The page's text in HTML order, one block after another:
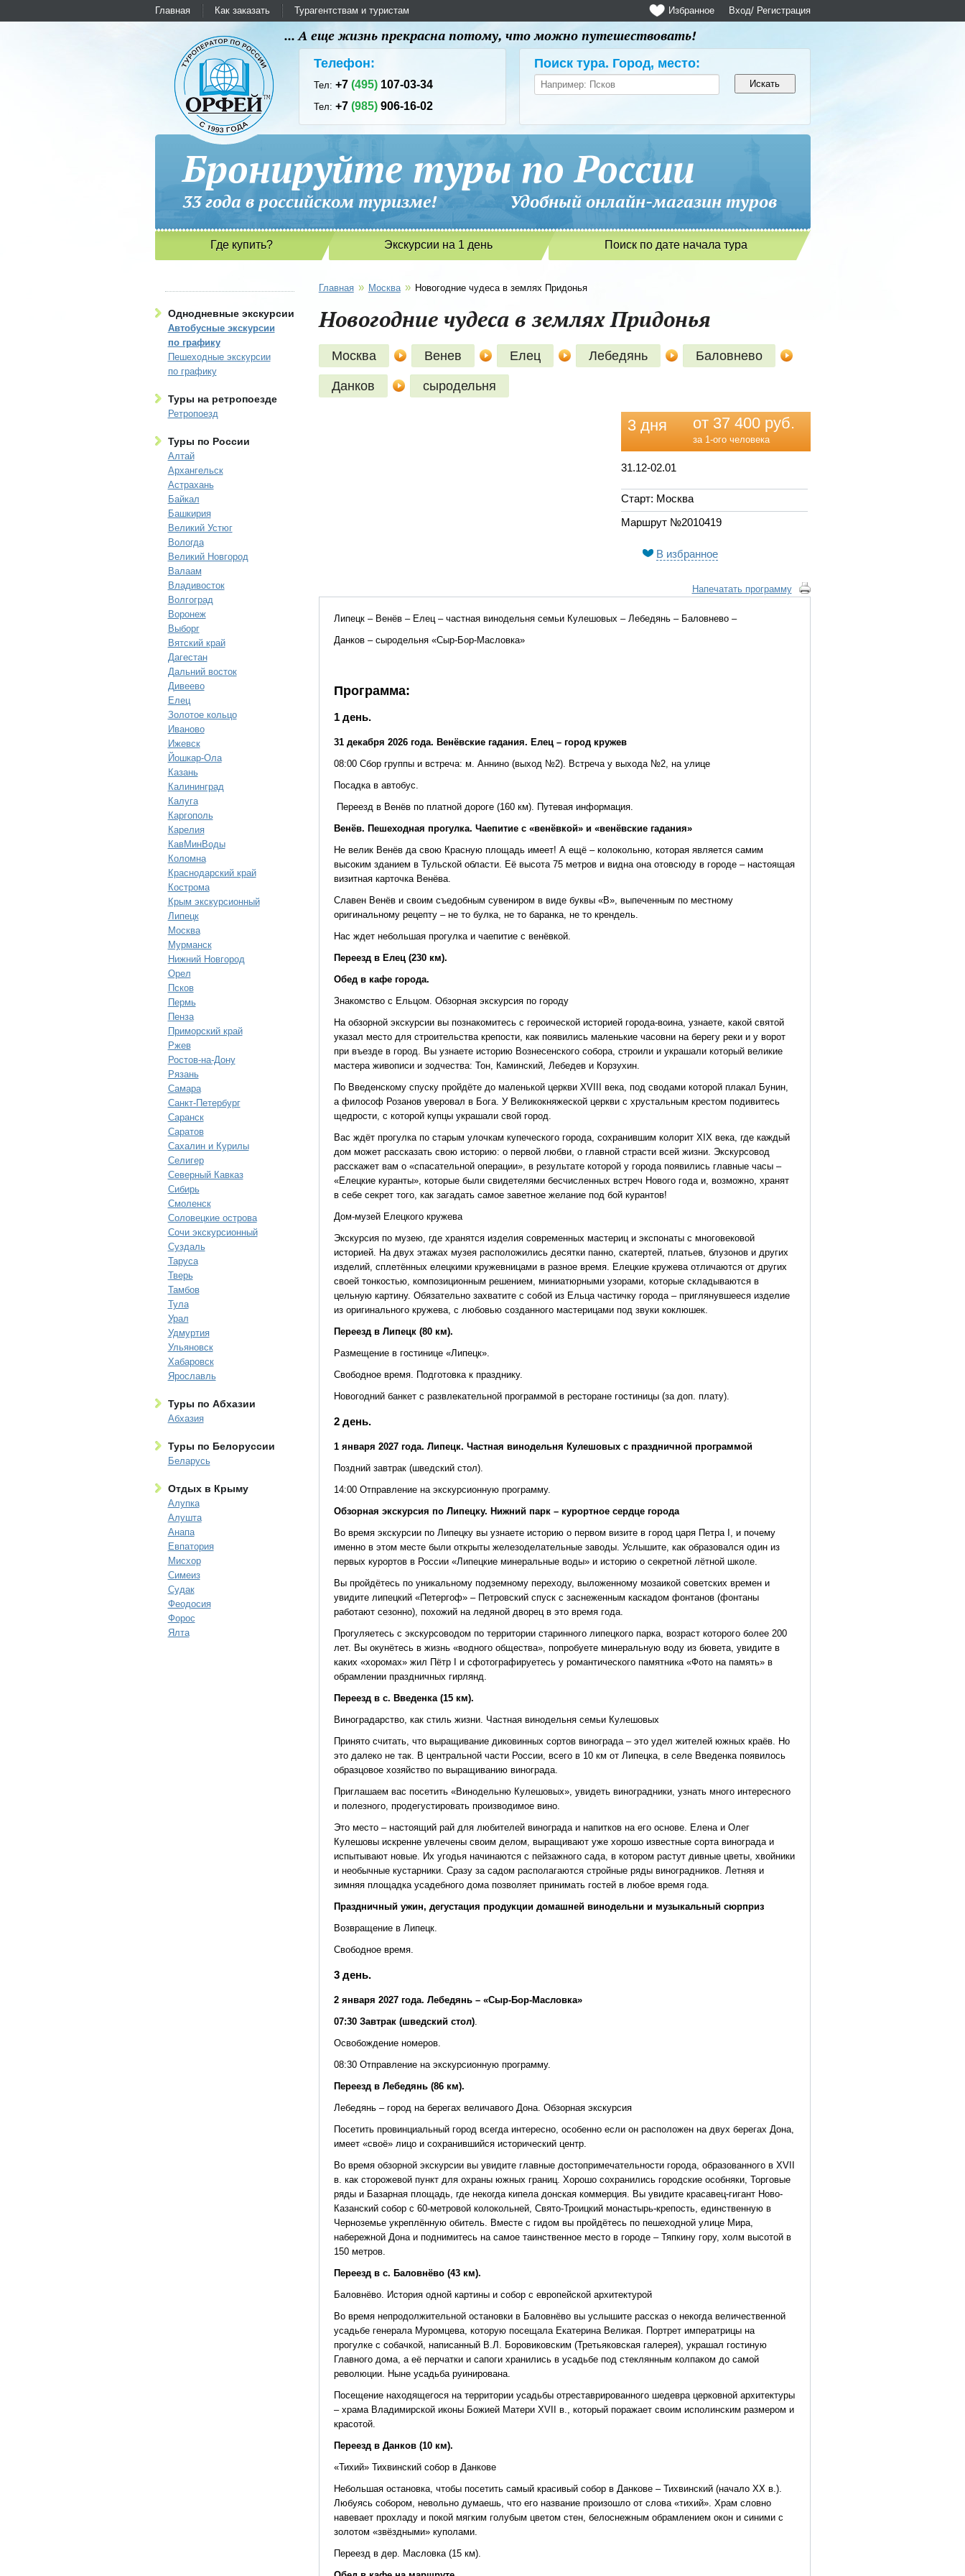
Главная Как заказать Турагентствам и туристам Вход/ Регистрация
Избранное
... А еще жизнь прекрасна потому, что можно путешествовать!
Телефон:
Тел:+7(495) 107-03-34
Тел:+7(985) 906-16-02
Поиск тура. Город, место:
Бронируйте туры по России
33 года в российском туризме! Удобный онлайн-магазин туров
Где купить? Экскурсии на 1 день Поиск по дате начала тура
Однодневные экскурсии
Автобусные экскурсии
по графику
Пешеходные экскурсии
по графику
Туры на ретропоезде
Ретропоезд
Туры по России
Алтай
Архангельск
Астрахань
Байкал
Башкирия
Великий Устюг
Вологда
Великий Новгород
Валаам
Владивосток
Волгоград
Воронеж
Выборг
Вятский край
Дагестан
Дальний восток
Дивеево
Елец
Золотое кольцо
Иваново
Ижевск
Йошкар-Ола
Казань
Калининград
Калуга
Каргополь
Карелия
КавМинВоды
Коломна
Краснодарский край
Кострома
Крым экскурсионный
Липецк
Москва
Мурманск
Нижний Новгород
Орел
Псков
Пермь
Пенза
Приморский край
Ржев
Ростов-на-Дону
Рязань
Самара
Санкт-Петербург
Саранск
Саратов
Сахалин и Курилы
Селигер
Северный Кавказ
Сибирь
Смоленск
Соловецкие острова
Сочи экскурсионный
Суздаль
Таруса
Тверь
Тамбов
Тула
Урал
Удмуртия
Ульяновск
Хабаровск
Ярославль
Туры по Абхазии
Абхазия
Туры по Белоруссии
Беларусь
Отдых в Крыму
Алупка
Алушта
Анапа
Евпатория
Мисхор
Симеиз
Судак
Феодосия
Форос
Ялта
Главная » Москва » Новогодние чудеса в землях Придонья
Новогодние чудеса в землях Придонья
Москва Венев Елец Лебедянь Баловнево
Данков сыродельня
3 дня от 37 400 руб.
за 1-ого человека
31.12-02.01
Старт: Москва
Маршрут №2010419
В избранное
Напечатать программу
Липецк – Венёв – Елец – частная винодельня семьи Кулешовых – Лебедянь – Баловнево –
Данков – сыродельня «Сыр-Бор-Масловка»
Программа:
1 день.
31 декабря 2026 года. Венёвские гадания. Елец – город кружев
08:00 Сбор группы и встреча: м. Аннино (выход №2). Встреча у выхода №2, на улице
Посадка в автобус.
Переезд в Венёв по платной дороге (160 км). Путевая информация.
Венёв. Пешеходная прогулка. Чаепитие с «венёвкой» и «венёвские гадания»
Не велик Венёв да свою Красную площадь имеет! А ещё – колокольню, которая является самим
высоким зданием в Тульской области. Её высота 75 метров и видна она отовсюду в городе – настоящая
визитная карточка Венёва.
Славен Венёв и своим съедобным сувениром в виде буквы «В», выпеченным по местному
оригинальному рецепту – не то булка, не то баранка, не то крендель.
Нас ждет небольшая прогулка и чаепитие с венёвкой.
Переезд в Елец (230 км).
Обед в кафе города.
Знакомство с Ельцом. Обзорная экскурсия по городу
На обзорной экскурсии вы познакомитесь с героической историей города-воина, узнаете, какой святой
указал место для строительства крепости, как появились маленькие часовни на берегу реки и у ворот
при въезде в город. Вы узнаете историю Вознесенского собора, строили и украшали который великие
мастера живописи и зодчества: Тон, Каминский, Лебедев и Корзухин.
По Введенскому спуску пройдёте до маленькой церкви XVIII века, под сводами которой плакал Бунин,
а философ Розанов уверовал в Бога. У Великокняжеской церкви с хрустальным крестом подивитесь
щедрости, с которой купцы украшали свой город.
Вас ждёт прогулка по старым улочкам купеческого города, сохранившим колорит XIX века, где каждый
дом может рассказать свою историю: о первой любви, о главной страсти всей жизни. Экскурсовод
расскажет вам о «спасательной операции», в результате которой у города появились главные часы –
«Елецкие куранты», которые были свидетелями бесчисленных встреч Нового года и, возможно, хранят
в себе секрет того, как загадать самое заветное желание под бой курантов!
Дом-музей Елецкого кружева
Экскурсия по музею, где хранятся изделия современных мастериц и экспонаты с многовековой
историей. На двух этажах музея расположились десятки панно, скатертей, платьев, блузонов и других
изделий, сплетённых елецкими кружевницами в разное время. Елецкие кружева отличаются от других
своей тонкостью, композиционным решением, миниатюрными узорами, которые складываются в
цельную картину. Обязательно захватите с собой из Ельца частичку города – приглянувшееся изделие
из оригинального кружева, с любовью созданного мастерицами под звуки коклюшек.
Переезд в Липецк (80 км).
Размещение в гостинице «Липецк».
Свободное время. Подготовка к празднику.
Новогодний банкет с развлекательной программой в ресторане гостиницы (за доп. плату).
2 день.
1 января 2027 года. Липецк. Частная винодельня Кулешовых с праздничной программой
Поздний завтрак (шведский стол).
14:00 Отправление на экскурсионную программу.
Обзорная экскурсия по Липецку. Нижний парк – курортное сердце города
Во время экскурсии по Липецку вы узнаете историю о первом визите в город царя Петра I, и почему
именно в этом месте были открыты железоделательные заводы. Услышите, как образовался один из
первых курортов в России «Липецкие минеральные воды» и историю о секретной лётной школе.
Вы пройдётесь по уникальному подземному переходу, выложенному мозаикой советских времен и
увидите липецкий «Петергоф» – Петровский спуск с заснеженным каскадом фонтанов (фонтаны
работают сезонно), похожий на ледяной дворец в это время года.
Прогуляетесь с экскурсоводом по территории старинного липецкого парка, возраст которого более 200
лет. Вы окунётесь в жизнь «водного общества», попробуете минеральную воду из бювета, увидите в
каких «хоромах» жил Пётр I и сфотографируетесь у романтического памятника «Фото на память» в
обрамлении праздничных гирлянд.
Переезд в с. Введенка (15 км).
Виноградарство, как стиль жизни. Частная винодельня семьи Кулешовых
Принято считать, что выращивание диковинных сортов винограда – это удел жителей южных краёв. Но
это далеко не так. В центральной части России, всего в 10 км от Липецка, в селе Введенка появилось
образцовое хозяйство по выращиванию винограда.
Приглашаем вас посетить «Винодельню Кулешовых», увидеть виноградники, узнать много интересного
и полезного, продегустировать производимое вино.
Это место – настоящий рай для любителей винограда и напитков на его основе. Елена и Олег
Кулешовы искренне увлечены своим делом, выращивают уже хорошо известные сорта винограда и
испытывают новые. Их угодья начинаются с пейзажного сада, в котором растут дивные цветы, хвойники
и необычные кустарники. Сразу за садом располагаются стройные ряды виноградников. Летняя и
зимняя площадка усадебного дома позволяет принимать гостей в любое время года.
Праздничный ужин, дегустация продукции домашней винодельни и музыкальный сюрприз
Возвращение в Липецк.
Свободное время.
3 день.
2 января 2027 года. Лебедянь – «Сыр-Бор-Масловка»
07:30 Завтрак (шведский стол).
Освобождение номеров.
08:30 Отправление на экскурсионную программу.
Переезд в Лебедянь (86 км).
Лебедянь – город на берегах величавого Дона. Обзорная экскурсия
Посетить провинциальный город всегда интересно, особенно если он расположен на двух берегах Дона,
имеет «своё» лицо и сохранившийся исторический центр.
Во время обзорной экскурсии вы увидите главные достопримечательности города, образованного в XVII
в. как сторожевой пункт для охраны южных границ. Хорошо сохранились городские особняки, Торговые
ряды и Базарная площадь, где некогда кипела донская коммерция. Вы увидите красавец-гигант Ново-
Казанский собор с 60-метровой колокольней, Свято-Троицкий монастырь-крепость, единственную в
Черноземье укреплённую обитель. Вместе с гидом вы пройдётесь по пешеходной улице Мира,
набережной Дона и поднимитесь на самое таинственное место в городе – Тяпкину гору, холм высотой в
150 метров.
Переезд в с. Баловнёво (43 км).
Баловнёво. История одной картины и собор с европейской архитектурой
Во время непродолжительной остановки в Баловнёво вы услышите рассказ о некогда величественной
усадьбе генерала Муромцева, которую посещала Екатерина Великая. Портрет императрицы на
прогулке с собачкой, написанный В.Л. Боровиковским (Третьяковская галерея), украшал гостиную
Главного дома, а её перчатки и сапоги хранились в усадьбе под стеклянным колпаком до самой
революции. Ныне усадьба руинирована.
Посещение находящегося на территории усадьбы отреставрированного шедевра церковной архитектуры
– храма Владимирской иконы Божией Матери XVII в., который поражает своим исполинским размером и
красотой.
Переезд в Данков (10 км).
«Тихий» Тихвинский собор в Данкове
Небольшая остановка, чтобы посетить самый красивый собор в Данкове – Тихвинский (начало ХХ в.).
Любуясь собором, невольно думаешь, что его название произошло от слова «тихий». Храм словно
навевает прохладу и покой мягким голубым цветом стен, белоснежным обрамлением окон и синими с
золотом «звёздными» куполами.
Переезд в дер. Масловка (15 км).